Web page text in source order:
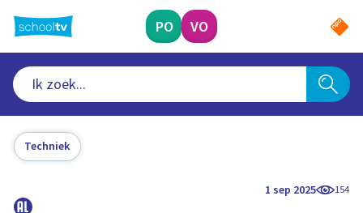
naar
hoofdinhoud
PO VO
Techniek
1 sep 2025 154